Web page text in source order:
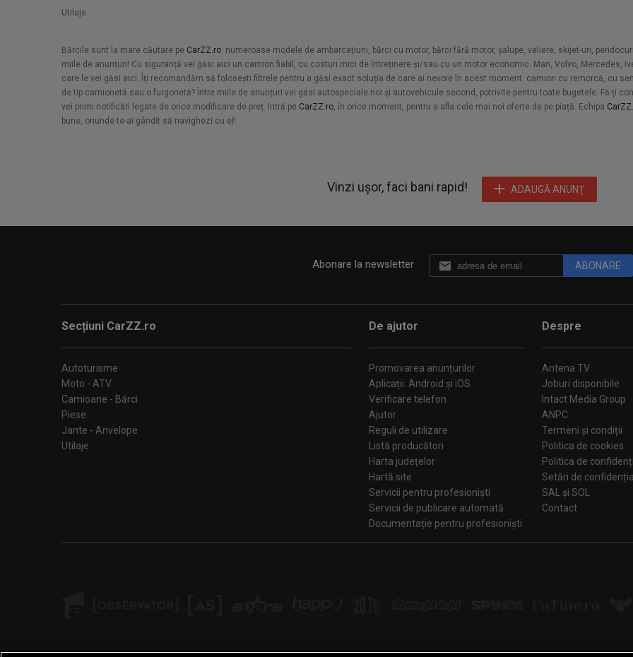
Utilaje
Bărcile sunt la mare căutare pe CarZZ.ro: numeroase modele de ambarcațiuni, bărci cu motor, bărci fără motor, șalupe, veliere, skijet-uri,
miile de anunțuri! Cu siguranță vei găsi aici un camion fiabil, cu costuri mici de întreținere și/sau cu un motor economic. Man, Volvo, Mercedes,
care le vei găsi aici. Îți recomandăm să folosești filtrele pentru a găsi exact soluția de care ai nevoie în acest moment: camion cu remorcă, cu
de tip camionetă sau o furgonetă? Între miile de anunțuri vei găsi autospeciale noi şi autovehicule second, potrivite pentru toate bugetele. Fă-ți
vei primi notificări legate de orice modificare de preț. Intră pe CarZZ.ro, în orice moment, pentru a afla cele mai noi oferte de pe piață. Echipa
bune, oriunde te-ai gândit să navighezi cu el!
Vinzi ușor, faci bani rapid! ADAUGĂ ANUNŢ
Abonare la newsletter ABONARE
Secțiuni CarZZ.ro
Autoturisme
Moto - ATV
Camioane - Bărci
Piese
Jante - Anvelope
Utilaje
De ajutor
Promovarea anunțurilor
Aplicații: Android și iOS
Verificare telefon
Ajutor
Reguli de utilizare
Listă producători
Harta judeţelor
Hartă site
Servicii pentru profesioniști
Servicii de publicare automată
Documentație pentru profesioniști
Despre
Antena TV
Joburi disponibile
Intact Media Group
ANPC
Termeni și condiții
Politica de cookies
Politica de
Setări de
SAL și SOL
Contact